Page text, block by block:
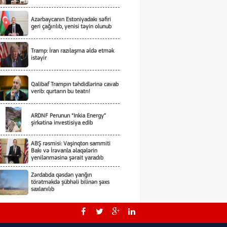
Azərbaycanın Estoniyadakı səfiri
geri çağırılıb, yenisi təyin olunub
Tramp: İran razılaşma əldə etmək
istəyir
Qalibaf Trampın təhdidlərinə cavab
verib: qurtarın bu teatrı!
ARDNF Perunun “Inkia Energy”
şirkətinə investisiya edib
ABŞ rəsmisi: Vaşinqton sammiti
Bakı və İrəvanla əlaqələrin
yenilənməsinə şərait yaradıb
Zərdabda qəsdən yanğın
törətməkdə şübhəli bilinən şəxs
saxlanılıb
Tərtərdə ər-arvadın yanaraq öldüyü
yanğının qəsdnən törədildiyi